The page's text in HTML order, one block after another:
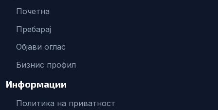
Почетна
Пребарај
Објави оглас
Бизнис профил
Информации
Политика на приватност